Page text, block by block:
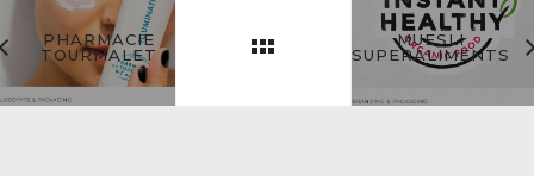
PHARMACIE
TOURMALET
MUESLI
SUPERALIMENTS